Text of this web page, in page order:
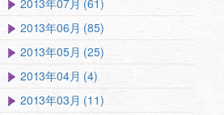
2013年07月 (61)
2013年06月 (85)
2013年05月 (25)
2013年04月 (4)
2013年03月 (11)